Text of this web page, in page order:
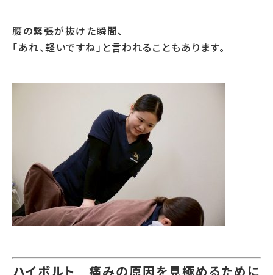
腰の緊張が抜けた瞬間、
「あれ、軽いですね」と言われることもあります。
ハイボルト｜痛みの原因を見極めるために